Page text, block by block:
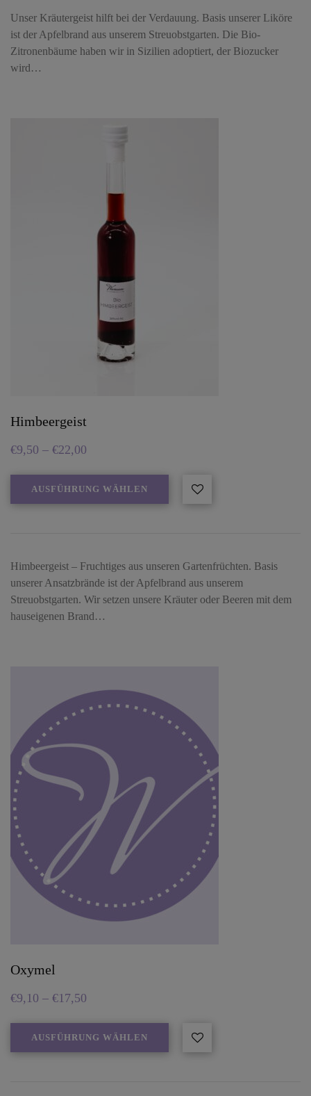
Unser Kräutergeist hilft bei der Verdauung. Basis unserer Liköre
ist der Apfelbrand aus unserem Streuobstgarten. Die Bio-
Zitronenbäume haben wir in Sizilien adoptiert, der Biozucker
wird…
Himbeergeist
€9,50 – €22,00
AUSFÜHRUNG WÄHLEN
Himbeergeist – Fruchtiges aus unseren Gartenfrüchten. Basis
unserer Ansatzbrände ist der Apfelbrand aus unserem
Streuobstgarten. Wir setzen unsere Kräuter oder Beeren mit dem
hauseigenen Brand…
Oxymel
€9,10 – €17,50
AUSFÜHRUNG WÄHLEN